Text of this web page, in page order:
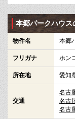
本郷パークハウス
物件名 本郷
フリガナ ホン
所在地 愛知
交通
名古
名古
名古